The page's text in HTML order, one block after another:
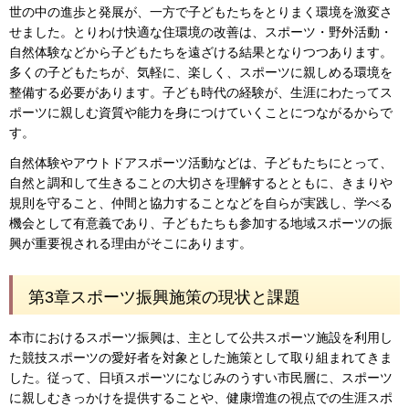
世の中の進歩と発展が、一方で子どもたちをとりまく環境を激変さ
せました。とりわけ快適な住環境の改善は、スポーツ・野外活動・
自然体験などから子どもたちを遠ざける結果となりつつあります。
多くの子どもたちが、気軽に、楽しく、スポーツに親しめる環境を
整備する必要があります。子ども時代の経験が、生涯にわたってス
ポーツに親しむ資質や能力を身につけていくことにつながるからで
す。
自然体験やアウトドアスポーツ活動などは、子どもたちにとって、
自然と調和して生きることの大切さを理解するとともに、きまりや
規則を守ること、仲間と協力することなどを自らが実践し、学べる
機会として有意義であり、子どもたちも参加する地域スポーツの振
興が重要視される理由がそこにあります。
第3章スポーツ振興施策の現状と課題
本市におけるスポーツ振興は、主として公共スポーツ施設を利用し
た競技スポーツの愛好者を対象とした施策として取り組まれてきま
した。従って、日頃スポーツになじみのうすい市民層に、スポーツ
に親しむきっかけを提供することや、健康増進の視点での生涯スポ